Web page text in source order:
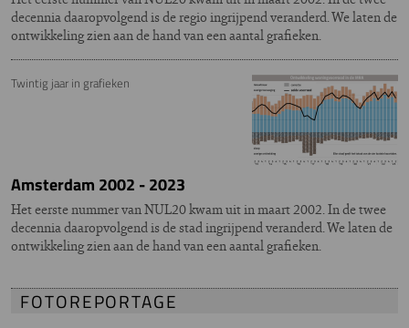
decennia daaropvolgend is de regio ingrijpend veranderd. We laten de
ontwikkeling zien aan de hand van een aantal grafieken.
Twintig jaar in grafieken
Amsterdam 2002 - 2023
Het eerste nummer van NUL20 kwam uit in maart 2002. In de twee
decennia daaropvolgend is de stad ingrijpend veranderd. We laten de
ontwikkeling zien aan de hand van een aantal grafieken.
FOTOREPORTAGE